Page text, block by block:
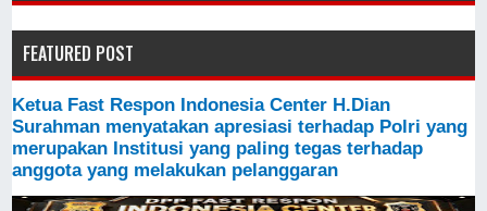
FEATURED POST
Ketua Fast Respon Indonesia Center H.Dian
Surahman menyatakan apresiasi terhadap Polri yang
merupakan Institusi yang paling tegas terhadap
anggota yang melakukan pelanggaran